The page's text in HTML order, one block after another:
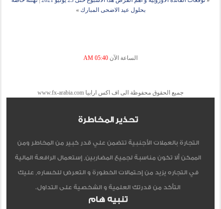
بحلول عيد الاضحى المبارك »
الساعة الآن 05:40 AM
جميع الحقوق محفوظة الى اف اكس ارابيا www.fx-arabia.com
تحذير المخاطرة
التجارة بالعملات الأجنبية تتضمن علي قدر كبير من المخاطر ومن
الممكن ألا تكون مناسبة لجميع المضاربين, إستعمال الرافعة المالية
في التجاره يزيد من إحتمالات الخطورة و التعرض للخساره, عليك
التأكد من قدرتك العلمية و الشخصية على التداول.
تنبيه هام